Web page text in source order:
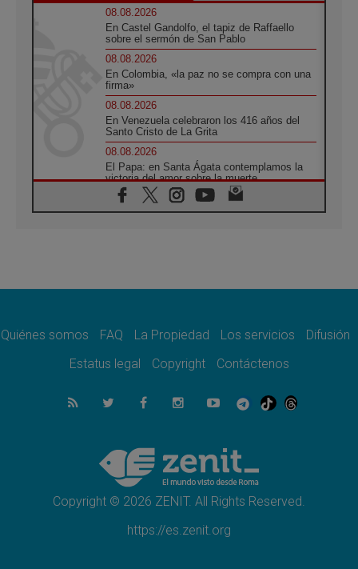
08.08.2026
En Castel Gandolfo, el tapiz de Raffaello
sobre el sermón de San Pablo
08.08.2026
En Colombia, «la paz no se compra con una
firma»
08.08.2026
En Venezuela celebraron los 416 años del
Santo Cristo de La Grita
08.08.2026
El Papa: en Santa Ágata contemplamos la
victoria del amor sobre la muerte
08.08.2026
León XIV visitará el Santuario de la Madre
07.08.2026
07.08.2026
el compromiso del cristiano"
La matanza de niños en Gaza no cesa: 300
muertos en 300 días
Tagle: La guerra desfigura el mundo, solo la
revelación de Dios lo transfigura
Quiénes somos FAQ La Propiedad Los servicios
Difusión
Estatus legal
Copyright Contáctenos
Copyright © 2026 ZENIT. All Rights Reserved.
https://es.zenit.org